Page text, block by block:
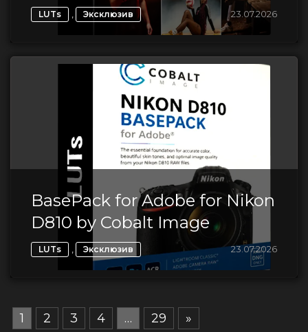
LUTs , Эксклюзив 23.07.2026
BasePack for Adobe for Nikon
D810 by Cobalt Image
LUTs , Эксклюзив 23.07.2026
1 2 3 4 … 29 »